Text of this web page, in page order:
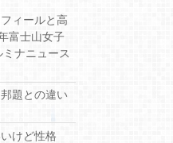
ィールと高
富士山女子
ナニュース
題との違い
けど性格